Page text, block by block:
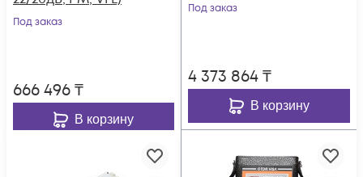
Под заказ
666 496₸
В корзину
Под заказ
4 373 864₸
В корзину